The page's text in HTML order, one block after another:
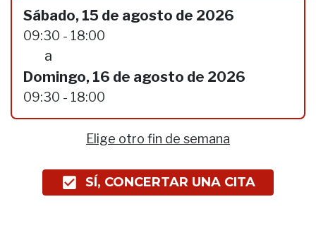
Sábado, 15 de agosto de 2026
09:30 - 18:00
a
Domingo, 16 de agosto de 2026
09:30 - 18:00
Elige otro fin de semana
SÍ, CONCERTAR UNA CITA